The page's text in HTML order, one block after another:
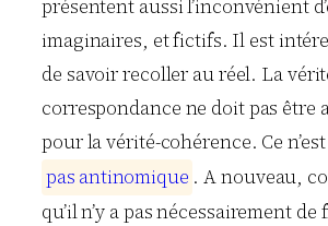
présentent aussi l’inconvénient
imaginaires, et fictifs. Il est
de savoir recoller au réel. La
correspondance ne doit pas être
pour la vérité-cohérence. Ce n’est
pas antinomique . A nouveau,
qu’il n’y a pas nécessairement